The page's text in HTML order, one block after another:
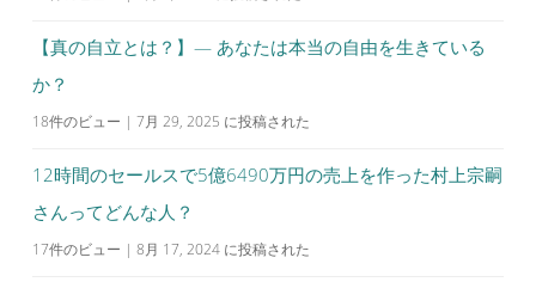
【真の自立とは？】— あなたは本当の自由を生きている
か？
18件のビュー | 7月 29, 2025 に投稿された
12時間のセールスで5億6490万円の売上を作った村上宗嗣
さんってどんな人？
17件のビュー | 8月 17, 2024 に投稿された